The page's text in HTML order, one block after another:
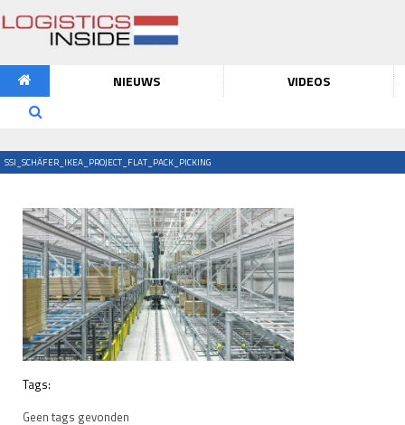
NIEUWS VIDEOS
SSI_SCHÄFER_IKEA_PROJECT_FLAT_PACK_PICKING
Tags:
Geen tags gevonden